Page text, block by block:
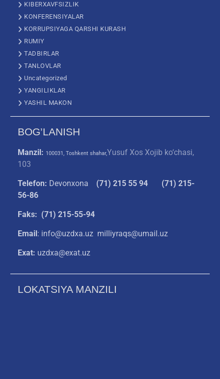
KIBERXAVFSIZLIK
KONFERENSIYALAR
KORRUPSIYAGA QARSHI KURASH
RUMIY
TADBIRLAR
TANLOVLAR
Uncategorized
YANGILIKLAR
YASHIL MAKON
BOG’LANISH
Manzil: 100031, Toshkent shahar,Yusuf Xos Xojib ko‘chasi,
103
Telefon: Devonxona (71) 215 55 94
(71) 215-
56-86
Faks: (71) 215-55-94
Email: info@uzdxa.uz milliyraqs@umail.uz
Exat: uzdxa@exat.uz
LOKATSIYA MANZILI